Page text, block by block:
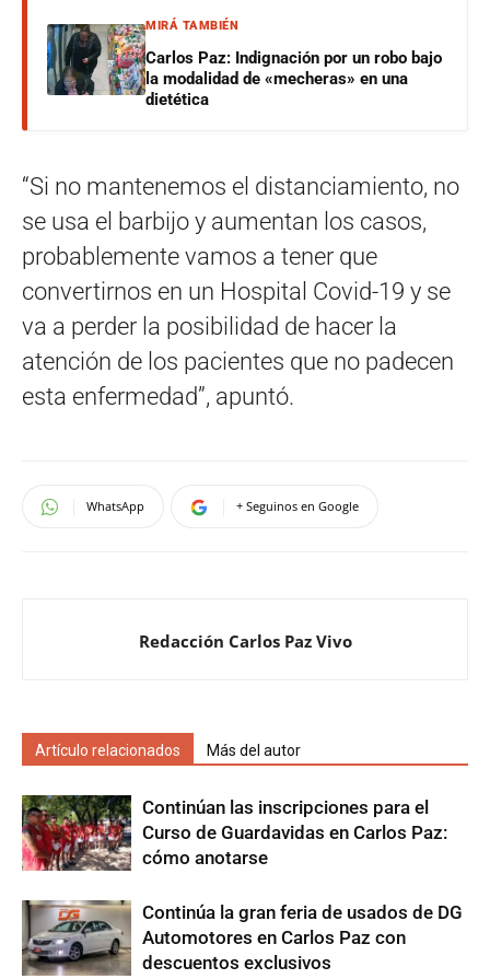
MIRÁ TAMBIÉN
Carlos Paz: Indignación por un robo bajo
la modalidad de «mecheras» en una
dietética
“Si no mantenemos el distanciamiento, no
se usa el barbijo y aumentan los casos,
probablemente vamos a tener que
convertirnos en un Hospital Covid-19 y se
va a perder la posibilidad de hacer la
atención de los pacientes que no padecen
esta enfermedad”, apuntó.
WhatsApp + Seguinos en Google
Redacción Carlos Paz Vivo
Artículo relacionados Más del autor
Continúan las inscripciones para el
Curso de Guardavidas en Carlos Paz:
cómo anotarse
Continúa la gran feria de usados de DG
Automotores en Carlos Paz con
descuentos exclusivos